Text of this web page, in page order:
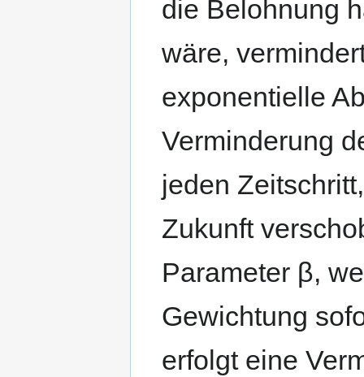
die Belohnung
wäre,
exponentielle
Verminderung
jeden
Zukunft
Parameter β,
Gewichtung
erfolgt eine